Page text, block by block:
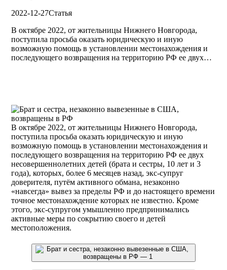
2022-12-27Статья
В октябре 2022, от жительницы Нижнего Новгорода,
поступила просьба оказать юридическую и иную
возможную помощь в установлении местонахождения и
последующего возвращения на территорию РФ ее двух…
В октябре 2022, от жительницы Нижнего Новгорода,
поступила просьба оказать юридическую и иную
возможную помощь в установлении местонахождения и
последующего возвращения на территорию РФ ее двух
несовершеннолетних детей (брата и сестры, 10 лет и 3
года), которых, более 6 месяцев назад, экс-супруг
доверителя, путём активного обмана, незаконно
«навсегда» вывез за пределы РФ и до настоящего времени
точное местонахождение которых не известно. Кроме
этого, экс-супругом умышленно предпринимались​
активные меры по сокрытию своего и детей
местоположения. ​